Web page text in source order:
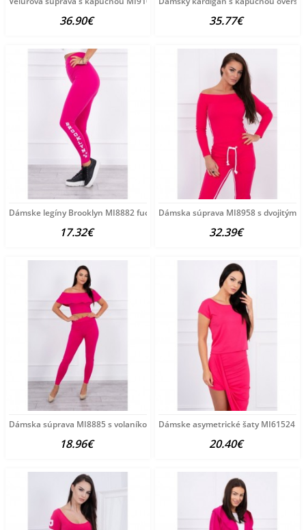
36.90€ 35.77€
Dámske legíny Brooklyn MI8882 fuchsia Univerzálna Fuchsia
17.32€
Dámska súprava MI8958 s dvojitým
32.39€
Dámska súprava MI8885 s volaníkom fuchsia Univerzálna
18.96€
Dámske asymetrické šaty MI61524
20.40€